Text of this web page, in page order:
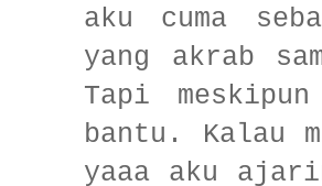
aku cuma
yang akrab
Tapi
bantu. Kalau
yaaa aku